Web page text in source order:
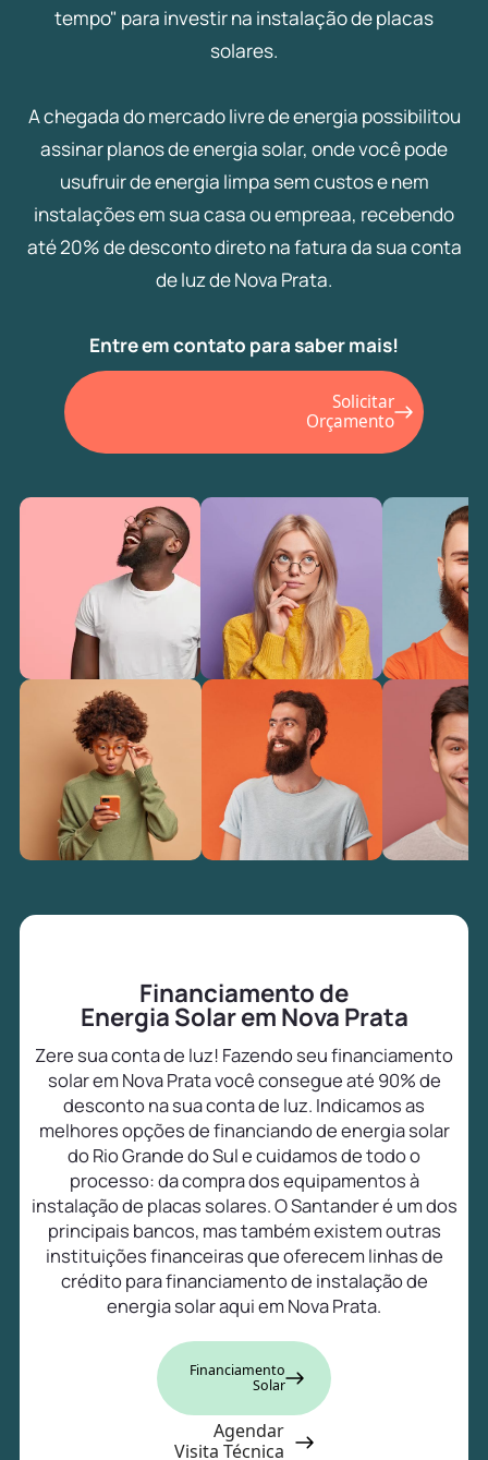
tempo" para investir na instalação de placas
solares.
A chegada do mercado livre de energia possibilitou
assinar planos de energia solar, onde você pode
usufruir de energia limpa sem custos e nem
instalações em sua casa ou empreaa, recebendo
até 20% de desconto direto na fatura da sua conta
de luz de Nova Prata.
Entre em contato para saber mais!
Solicitar
Orçamento
Financiamento de
Energia Solar em Nova Prata
Zere sua conta de luz! Fazendo seu financiamento
solar em Nova Prata você consegue até 90% de
desconto na sua conta de luz. Indicamos as
melhores opções de financiando de energia solar
do Rio Grande do Sul e cuidamos de todo o
processo: da compra dos equipamentos à
instalação de placas solares. O Santander é um dos
principais bancos, mas também existem outras
instituições financeiras que oferecem linhas de
crédito para financiamento de instalação de
energia solar aqui em Nova Prata.
Financiamento
Solar
Agendar
Visita Técnica